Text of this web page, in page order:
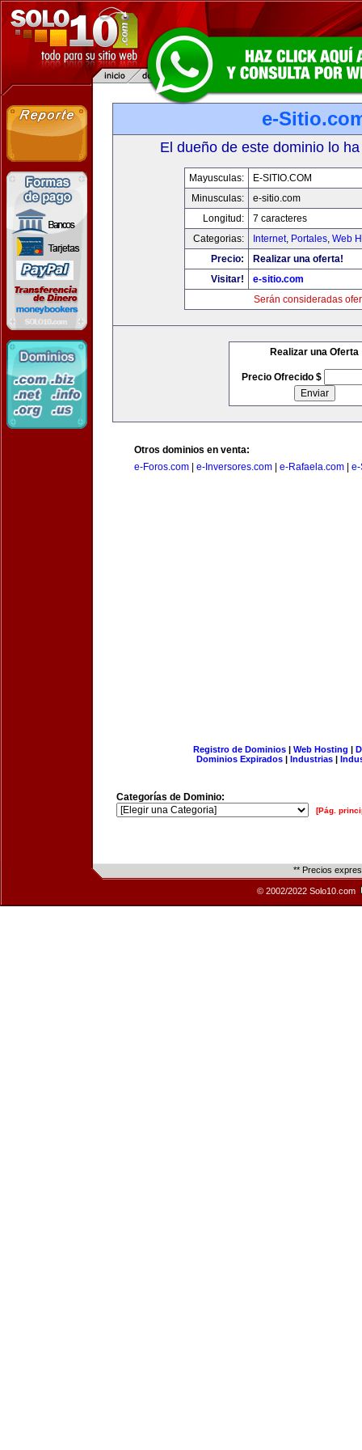
e-
El dueño de este dominio lo
Mayusculas:
E-SITIO.COM
Minusculas:
e-sitio.com
Longitud:
7 caracteres
Categorias:
Internet, Portales, Web
Precio:
Realizar una oferta!
Visitar!
e-sitio.com
Serán consideradas
Realizar una Oferta
Precio Ofrecido $
Otros dominios en venta:
e-Foros.com
e-Inversores.com e-Rafaela.com e-
Registro de Dominios| Web Hosting |
Dominios Expirados | Industrias |
Categorías de Dominio:
[Pág.
** Precios
© 2002/2022 Solo10.com